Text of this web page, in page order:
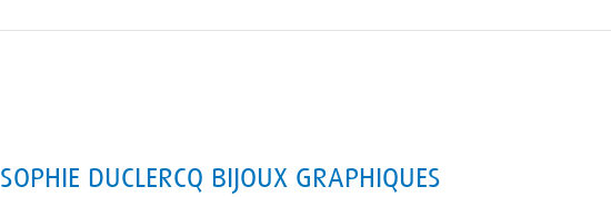
SOPHIE DUCLERCQ BIJOUX GRAPHIQUES
SOPHIE